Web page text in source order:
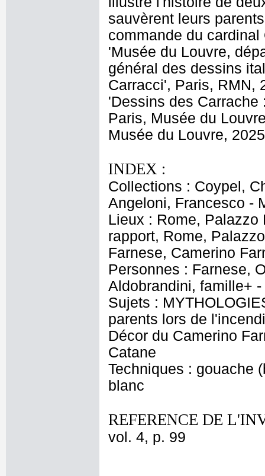
sauvèrent leurs
commande du
'Musée du Louvre,
général des dessins
Carracci', Paris, RMN,
'Dessins des Carrache
Paris, Musée du
Musée du Louvre,
INDEX :
Collections : Coypel,
Angeloni, Francesco -
Lieux : Rome, Palazzo
rapport, Rome,
Farnese, Camerino
Personnes : Farnese,
Aldobrandini, famille+
Sujets :
parents lors de
Décor du Camerino
Catane
Techniques : gouache
blanc
REFERENCE DE
vol. 4, p. 99